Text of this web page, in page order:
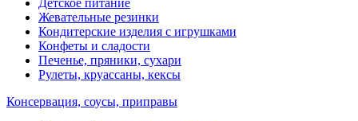
Детское питание
Жевательные резинки
Кондитерские изделия с игрушками
Конфеты и сладости
Печенье, пряники, сухари
Рулеты, круассаны, кексы
Консервация, соусы, приправы